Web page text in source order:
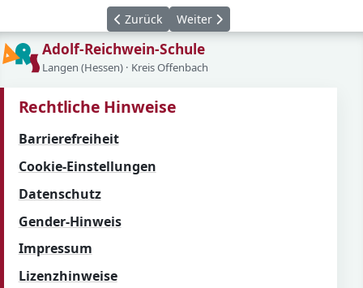
Vorheriger Beitrag: Adolf-Reichwein-Schule
Zurück Nächster Beitrag: AG
Weiter
Adolf-Reichwein-Schule
Langen (Hessen) · Kreis Offenbach
Rechtliche Hinweise
Barrierefreiheit
Cookie-Einstellungen
Datenschutz
Gender-Hinweis
Impressum
Lizenzhinweise